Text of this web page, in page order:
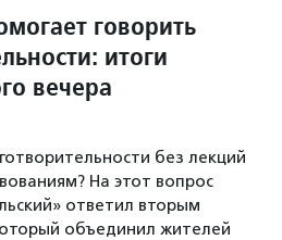
говорить
итоги
вечера
без лекций
На этот вопрос
ответил вторым
объединил жителей